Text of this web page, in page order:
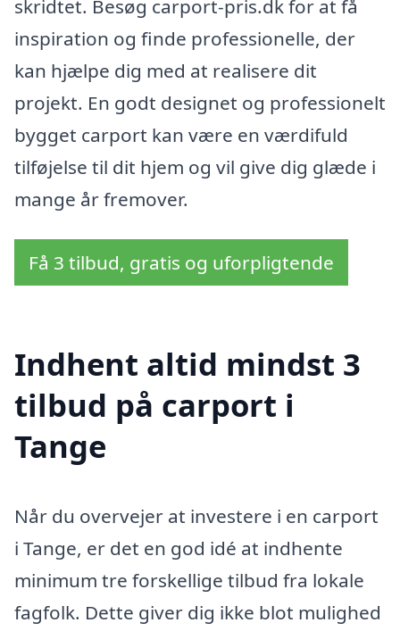
skridtet. Besøg carport-pris.dk for at få
inspiration og finde professionelle, der
kan hjælpe dig med at realisere dit
projekt. En godt designet og professionelt
bygget carport kan være en værdifuld
tilføjelse til dit hjem og vil give dig glæde i
mange år fremover.
Få 3 tilbud, gratis og uforpligtende
Indhent altid mindst 3
tilbud på carport i
Tange
Når du overvejer at investere i en carport
i Tange, er det en god idé at indhente
minimum tre forskellige tilbud fra lokale
fagfolk. Dette giver dig ikke blot mulighed